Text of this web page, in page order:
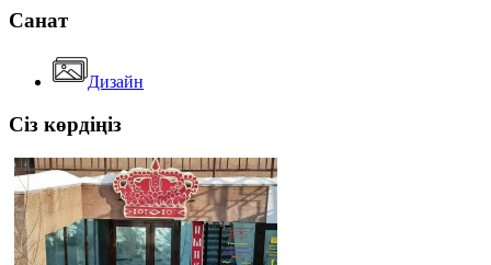
Санат
Дизайн
Сіз көрдіңіз